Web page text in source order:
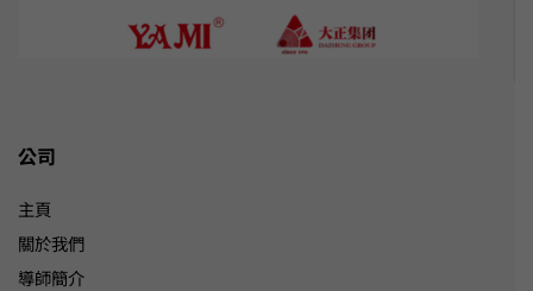
公司
主頁
關於我們
導師簡介